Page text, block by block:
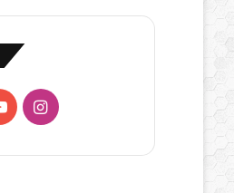
YouTubeInstagram